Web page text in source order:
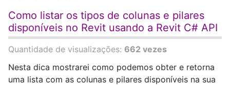
Como listar os tipos de colunas e pilares
disponíveis no Revit usando a Revit C# API
Quantidade de visualizações: 662 vezes
Nesta dica mostrarei como podemos obter e retorna
uma lista com as colunas e pilares disponíveis na sua